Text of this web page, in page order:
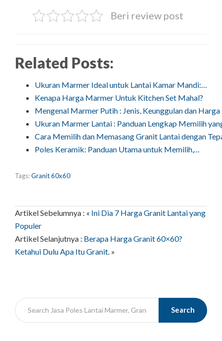
Beri review post
Related Posts:
Ukuran Marmer Ideal untuk Lantai Kamar Mandi:…
Kenapa Harga Marmer Untuk Kitchen Set Mahal?
Mengenal Marmer Putih : Jenis, Keunggulan dan Harga
Ukuran Marmer Lantai : Panduan Lengkap Memilih
Cara Memilih dan Memasang Granit Lantai dengan
Poles Keramik: Panduan Utama untuk Memilih,…
Tags:Granit 60x60
Artikel Sebelumnya : « Ini Dia 7 Harga Granit Lantai yang
Populer
Artikel Selanjutnya : Berapa Harga Granit 60×60?
Ketahui Dulu Apa Itu Granit. »
Search